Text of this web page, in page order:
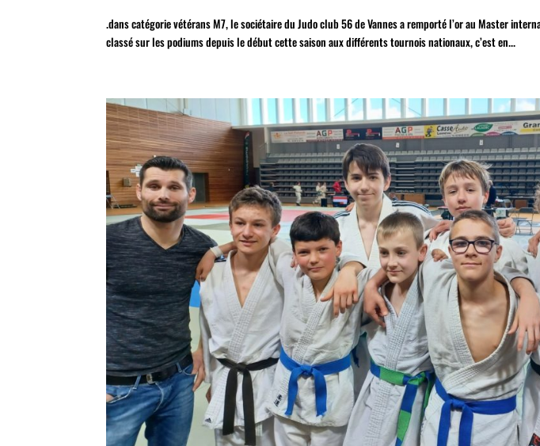
.dans catégorie vétérans M7, le sociétaire du Judo club 56 de Vannes a remporté l’or au Master
classé sur les podiums depuis le début cette saison aux différents tournois nationaux, c’est en...